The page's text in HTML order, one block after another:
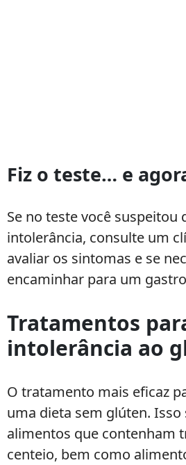
Fiz o teste… e
Se no teste você suspeitou
intolerância, consulte um
avaliar os sintomas e se
encaminhar para um
Tratamentos
intolerância ao
O tratamento mais eficaz
uma dieta sem glúten.
alimentos que contenham
centeio, bem como